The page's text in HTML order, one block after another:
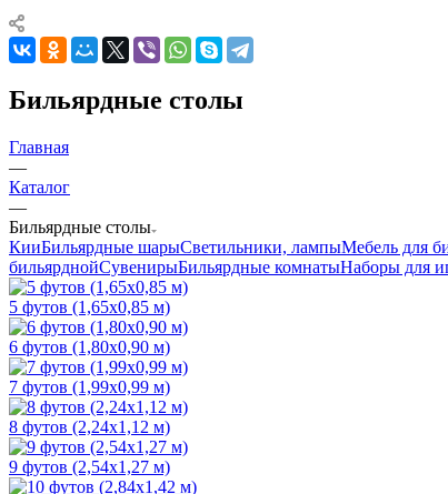
Бильярдные столы
Главная
—
Каталог
—
Бильярдные столы
КииБильярдные шарыСветильники, лампыМебель для
бильярднойСувенирыБильярдные комнатыНаборы для
5 футов (1,65х0,85 м)
6 футов (1,80х0,90 м)
7 футов (1,99х0,99 м)
8 футов (2,24х1,12 м)
9 футов (2,54х1,27 м)